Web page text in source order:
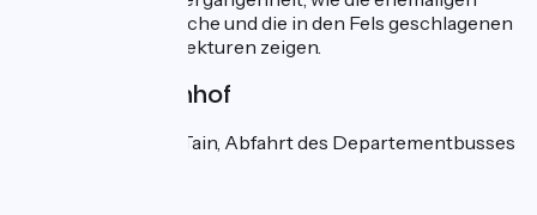
Sandsteinbrüche und die in den Fels geschlagenen
Höhlenarchitekturen zeigen.
Nächster Bahnhof
TER-Bahnhof von Tain, Abfahrt des Departementbusses